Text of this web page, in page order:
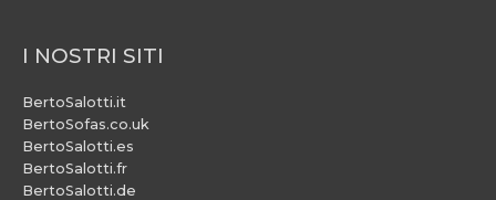
I NOSTRI SITI
BertoSalotti.it
BertoSofas.co.uk
BertoSalotti.es
BertoSalotti.fr
BertoSalotti.de